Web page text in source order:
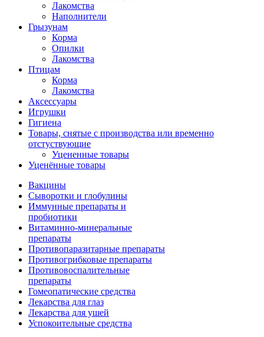
Лакомства
Наполнители
Грызунам
Корма
Опилки
Лакомства
Птицам
Корма
Лакомства
Аксессуары
Игрушки
Гигиена
Товары, снятые с производства или временно
отстуствующие
Уцененные товары
Уценённые товары
Вакцины
Сыворотки и глобулины
Иммунные препараты и
пробиотики
Витаминно-минеральные
препараты
Противопаразитарные препараты
Противогрибковые препараты
Противовоспалительные
препараты
Гомеопатические средства
Лекарства для глаз
Лекарства для ушей
Успокоительные средства